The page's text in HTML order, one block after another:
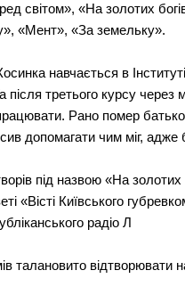
світом», «На золотих
«Мент», «За земельку».
навчається в
після третього курсу
Рано помер
допомагати чим міг, адже
під назвою «На
«Вісті Київського
радіо Л
талановито відтворювати